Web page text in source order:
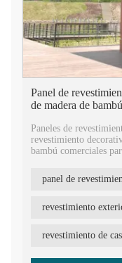
Panel de
de madera de
Paneles de
revestimiento
bambú comerciales
Paneles de pared de
de material de
Revestimiento
hecho de fibras de
resistente y duradero.
panel de
revestimiento
revestimiento de